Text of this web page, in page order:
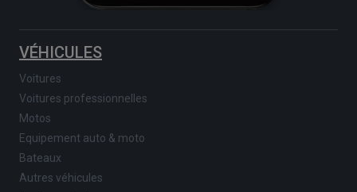
VÉHICULES
Voitures
Voitures professionnelles
Motos
Equipement auto & moto
Bateaux
Autres véhicules